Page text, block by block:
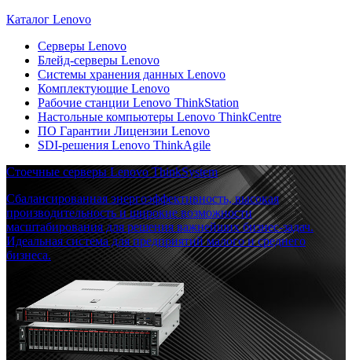
Каталог Lenovo
Серверы Lenovo
Блейд-серверы Lenovo
Системы хранения данных Lenovo
Комплектующие Lenovo
Рабочие станции Lenovo ThinkStation
Настольные компьютеры Lenovo ThinkCentre
ПО Гарантии Лицензии Lenovo
SDI-решения Lenovo ThinkAgile
Стоечные серверы Lenovo ThinkSystem
Сбалансированная энергоэффективность, высокая
производительность и широкие возможности
масштабирования для решения важнейших бизнес-задач.
Идеальная система для предприятий малого и среднего
бизнеса.